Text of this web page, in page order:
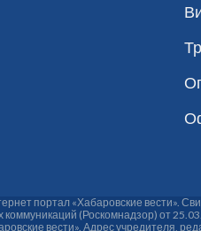
портал «Хабаровские вести».
коммуникаций (Роскомнадзор) от
вести». Адрес учредителя,